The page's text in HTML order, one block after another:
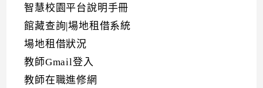
智慧校園平台說明手冊
館藏查詢|場地租借系統
場地租借狀況
教師Gmail登入
教師在職進修網